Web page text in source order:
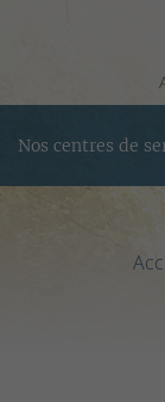
Nos centres de